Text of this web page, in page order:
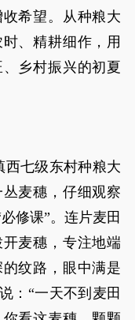
希望。从种粮大
、精耕细作，用
乡村振兴的初夏
西七级东村种粮大
麦穗，仔细观察
修课”。连片麦田
麦穗，专注地端
纹路，眼中满是
：“一天不到麦田